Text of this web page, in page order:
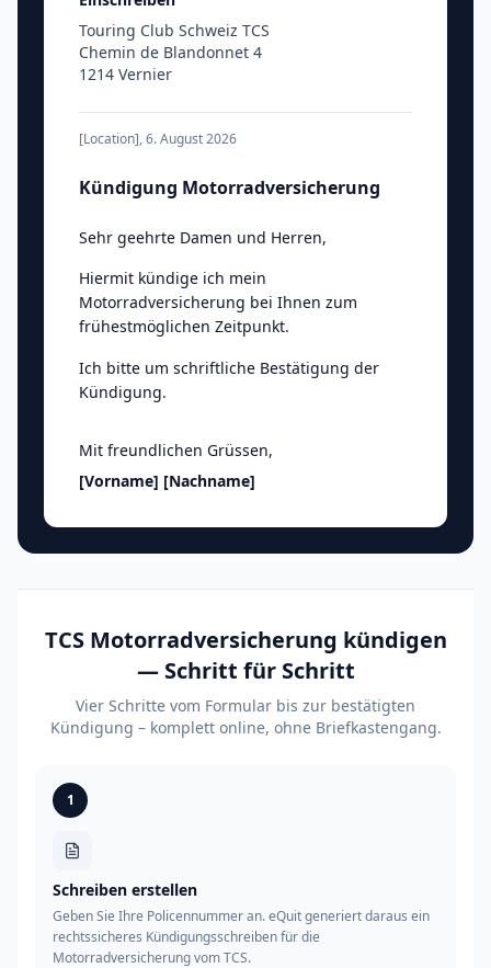
Touring Club Schweiz TCS
Chemin de Blandonnet 4
1214 Vernier
[Location],6. August 2026
Kündigung Motorradversicherung
Sehr geehrte Damen und Herren,
Hiermit kündige ich mein
Motorradversicherung bei Ihnen zum
frühestmöglichen Zeitpunkt.
Ich bitte um schriftliche Bestätigung der
Kündigung.
Mit freundlichen Grüssen,
[Vorname] [Nachname]
TCS Motorradversicherung kündigen
— Schritt für Schritt
Vier Schritte vom Formular bis zur bestätigten
Kündigung – komplett online, ohne Briefkastengang.
1
Schreiben erstellen
Geben Sie Ihre Policennummer an. eQuit generiert daraus ein
rechtssicheres Kündigungsschreiben für die
Motorradversicherung vom TCS.